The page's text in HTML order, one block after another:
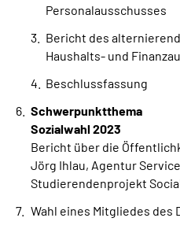
Personalausschusses
Bericht des
Haushalts- und
Beschlussfassung
Schwerpunktthema
Sozialwahl 2023
Bericht über die
Jörg Ihlau, Agentur
Studierendenprojekt
Wahl eines Mitgliedes des